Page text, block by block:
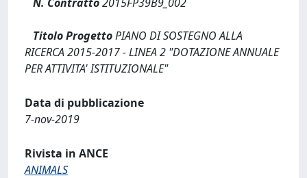
Titolo ProgettoPIANO DI SOSTEGNO ALLA
RICERCA 2015-2017 - LINEA 2 "DOTAZIONE ANNUALE
PER ATTIVITA' ISTITUZIONALE"
Data di pubblicazione
7-nov-2019
Rivista in ANCE
ANIMALS